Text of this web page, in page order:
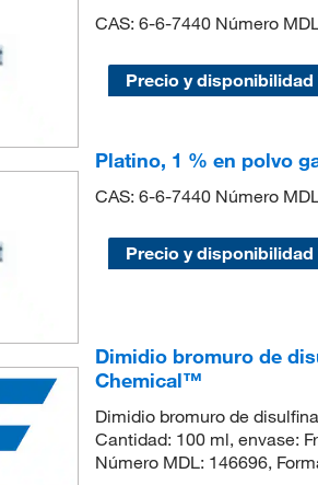
CAS: 6-6-7440 Número
Precio y disponibilidad
Platino, 1 % en polvo
CAS: 6-6-7440 Número
Precio y disponibilidad
Dimidio bromuro de
Chemical™
Dimidio bromuro de
Cantidad: 100 ml, envase:
Número MDL: 146696,